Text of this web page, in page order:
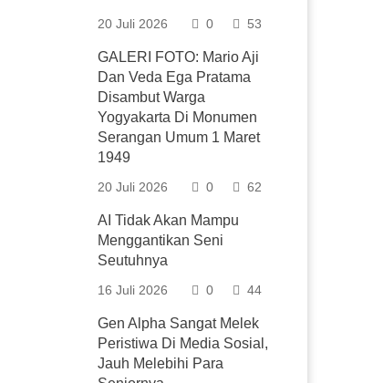
20 Juli 2026 0 53
GALERI FOTO: Mario Aji
Dan Veda Ega Pratama
Disambut Warga
Yogyakarta Di Monumen
Serangan Umum 1 Maret
1949
20 Juli 2026 0 62
AI Tidak Akan Mampu
Menggantikan Seni
Seutuhnya
16 Juli 2026 0 44
Gen Alpha Sangat Melek
Peristiwa Di Media Sosial,
Jauh Melebihi Para